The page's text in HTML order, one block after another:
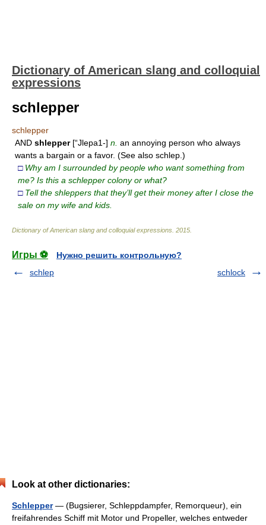
Dictionary of American slang and colloquial
expressions
schlepper
schlepper
AND shlepper[“Jlepa1-] n. an annoying person who always
wants a bargain or a favor. (See also schlep.)
□ Why am I surrounded by people who want something from
me? Is this a schlepper colony or what?
□ Tell the shleppers that they’ll get their money after I close the
sale on my wife and kids.
Dictionary of American slang and colloquial expressions 2015
Игры ⚽
Нужно решить контрольную?
schlep
schlock
Look at other dictionaries:
Schlepper— (Bugsierer, Schleppdampfer, Remorqueur), ein
freifahrendes Schiff mit Motor und Propeller, welches entweder